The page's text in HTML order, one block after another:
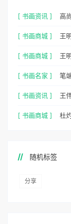
[ 书画资讯 ] 高
[ 书画商城 ] 王
[ 书画商城 ] 王
[ 书画名家 ] 笔
[ 书画资讯 ] 王
[ 书画商城 ] 杜
随机标签
分享